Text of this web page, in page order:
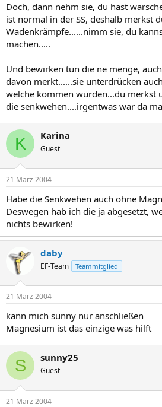
Doch, dann nehm sie, du hast
ist normal in der SS, deshalb merkst
Wadenkrämpfe......nimm sie, du
machen.....
Und bewirken tun die ne menge,
davon merkt......sie unterdrücken
welche kommen würden...du merkst
die senkwehen....irgentwas war da
K Karina
Guest
21 März 2004
Habe die Senkwehen auch ohne
Deswegen hab ich die ja abgesetzt,
nichts bewirken!
daby
EF-Team Teammitglied
21 März 2004
kann mich sunny nur anschließen
Magnesium ist das einzige was hilft
S sunny25
Guest
21 März 2004